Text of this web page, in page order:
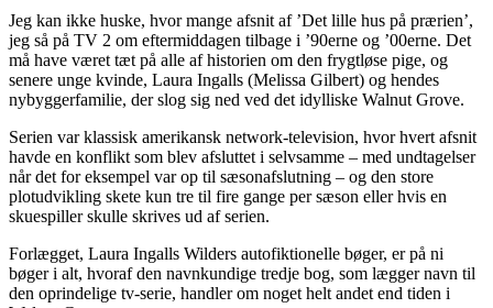
Jeg kan ikke huske, hvor mange afsnit af ’Det lille hus på prærien’,
jeg så på TV 2 om eftermiddagen tilbage i ’90erne og ’00erne. Det
må have været tæt på alle af historien om den frygtløse pige, og
senere unge kvinde, Laura Ingalls (Melissa Gilbert) og hendes
nybyggerfamilie, der slog sig ned ved det idylliske Walnut Grove.
Serien var klassisk amerikansk network-television, hvor hvert afsnit
havde en konflikt som blev afsluttet i selvsamme – med undtagelser
når det for eksempel var op til sæsonafslutning – og den store
plotudvikling skete kun tre til fire gange per sæson eller hvis en
skuespiller skulle skrives ud af serien.
Forlægget, Laura Ingalls Wilders autofiktionelle bøger, er på ni
bøger i alt, hvoraf den navnkundige tredje bog, som lægger navn til
den oprindelige tv-serie, handler om noget helt andet end tiden i